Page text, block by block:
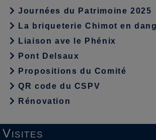
Journées du Patrimoine 2025
La briqueterie Chimot en
Liaison ave le Phénix
Pont Delsaux
Propositions du Comité
QR code du CSPV
Rénovation
Visites